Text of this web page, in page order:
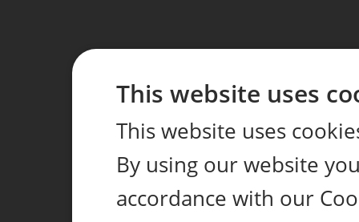
This website uses
This website uses
By using our website
accordance with our